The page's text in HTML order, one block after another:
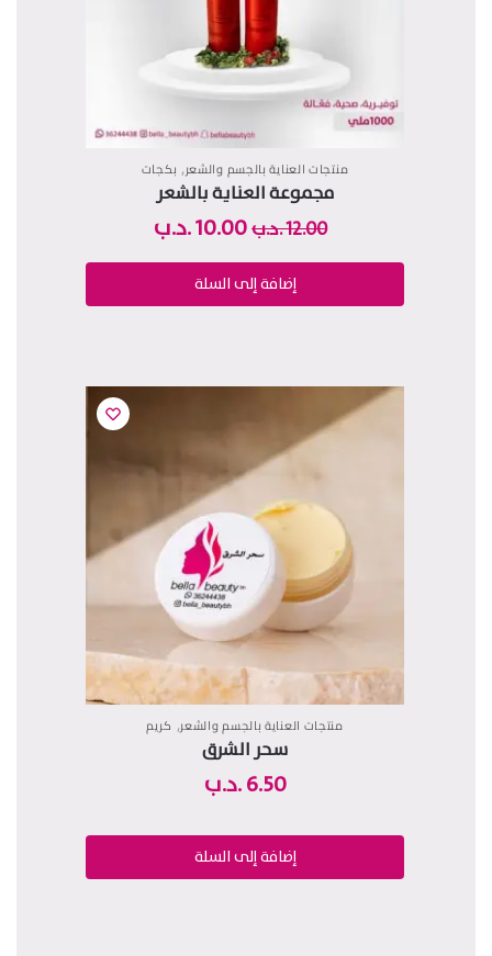
منتجات العناية بالجسم والشعر, بكجات
مجموعة العناية بالشعر
12.00.د.ب10.00.د.ب
إضافة إلى السلة
منتجات العناية بالجسم والشعر, كريم
سحر الشرق
6.50.د.ب
إضافة إلى السلة